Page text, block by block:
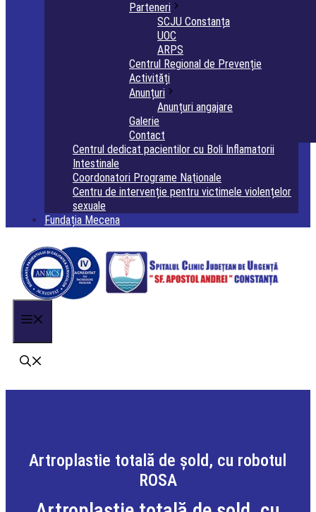
Parteneri
SCJU Constanța
UOC
ARPS
Centrul Regional de Prevenție
Activități
Anunțuri
Anunțuri angajare
Galerie
Contact
Centrul dedicat pacientilor cu Boli Inflamatorii
Intestinale
Coordonatori Programe Naţionale
Centru de intervenție pentru victimele violențelor
sexuale
Fundația Mecena
Artroplastie totală de șold, cu robotul
ROSA